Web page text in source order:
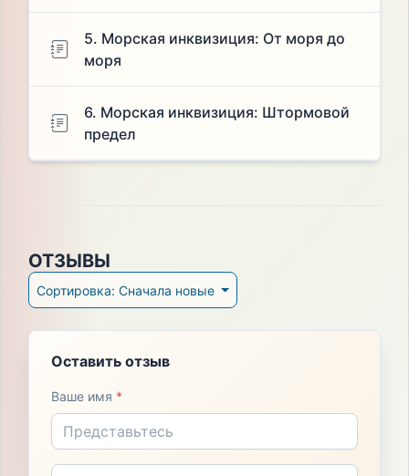
5. Морская инквизиция: От моря до
моря
6. Морская инквизиция: Штормовой
предел
ОТЗЫВЫ
Сортировка: Сначала новые
Оставить отзыв
Ваше имя *